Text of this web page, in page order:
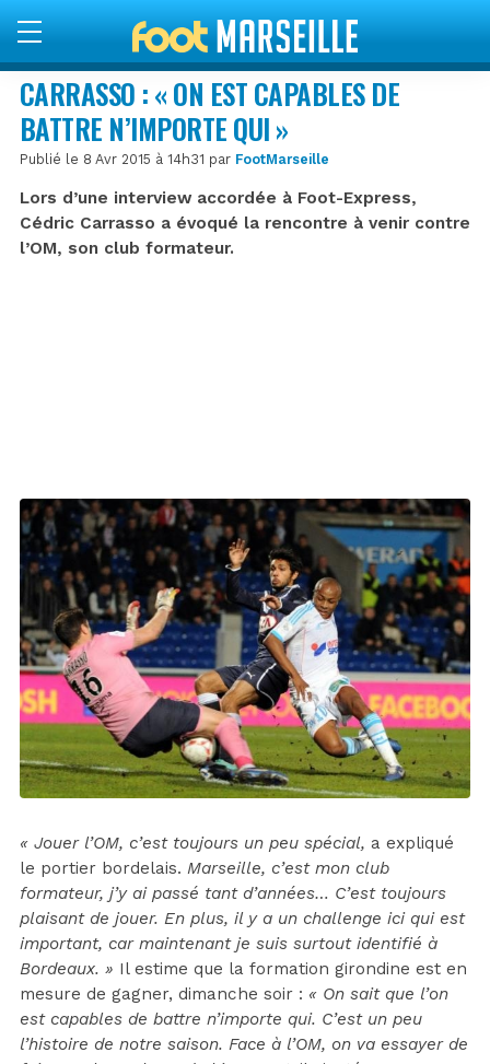
CARRASSO : « ON EST CAPABLES DE
BATTRE N’IMPORTE QUI »
Publié le 8 Avr 2015 à 14h31 par FootMarseille
Lors d’une interview accordée à Foot-Express,
Cédric Carrasso a évoqué la rencontre à venir contre
l’OM, son club formateur.
« Jouer l’OM, c’est toujours un peu spécial, a expliqué
le portier bordelais. Marseille, c’est mon club
formateur, j’y ai passé tant d’années… C’est toujours
plaisant de jouer. En plus, il y a un challenge ici qui est
important, car maintenant je suis surtout identifié à
Bordeaux. » Il estime que la formation girondine est en
mesure de gagner, dimanche soir : « On sait que l’on
est capables de battre n’importe qui. C’est un peu
l’histoire de notre saison. Face à l’OM, on va essayer de